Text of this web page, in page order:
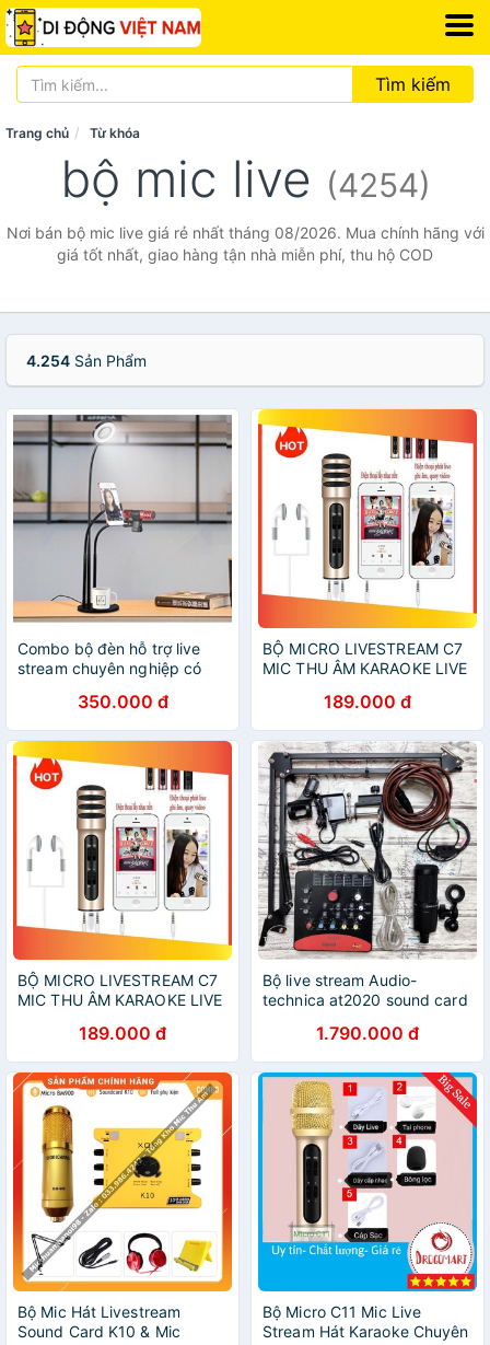
Tìm kiếm
Trang chủ Từ khóa
bộ mic live (4254)
Nơi bán bộ mic live giá rẻ nhất tháng 08/2026. Mua chính hãng với
giá tốt nhất, giao hàng tận nhà miễn phí, thu hộ COD
4.254 Sản Phẩm
Combo bộ đèn hỗ trợ live
stream chuyên nghiệp có
âm tiên lợi dễ dàng live
stream
350.000 đ
BỘ MICRO LIVESTREAM C7
MIC THU ÂM KARAOKE LIVE
189.000 đ
BỘ MICRO LIVESTREAM C7
MIC THU ÂM KARAOKE LIVE
189.000 đ
Bộ live stream Audio-
technica at2020 sound card
livestream dây mic 3m- bộ
mic thu âm at2020 full
1.790.000 đ
Bộ Mic Hát Livestream
Sound Card K10 & Mic
Bộ Micro C11️️️ Mic Live
Stream️️ Hát Karaoke Chuyên